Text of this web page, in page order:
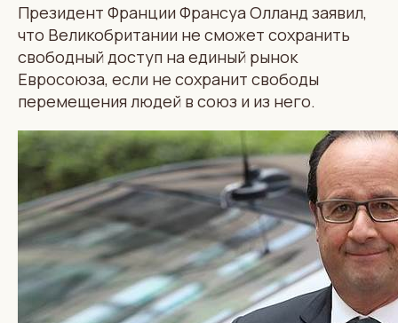
Президент Франции Франсуа Олланд заявил,
что Великобритании не сможет сохранить
свободный доступ на единый рынок
Евросоюза, если не сохранит свободы
перемещения людей в союз и из него.